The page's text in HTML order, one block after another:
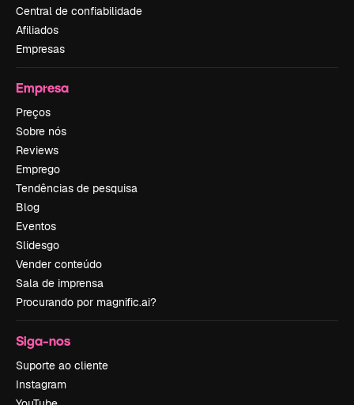
Central de confiabilidade
Afiliados
Empresas
Empresa
Preços
Sobre nós
Reviews
Emprego
Tendências de pesquisa
Blog
Eventos
Slidesgo
Vender conteúdo
Sala de imprensa
Procurando por magnific.ai?
Siga-nos
Suporte ao cliente
Instagram